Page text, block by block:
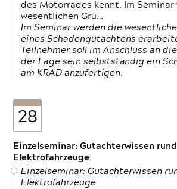
des Motorrades kennt. Im Seminar
wesentlichen Gru…
Im Seminar werden die
eines Schadengutachtens
Teilnehmer soll im Anschluss an
der Lage sein selbstständig ein
am KRAD anzufertigen.
28
Einzelseminar: Gutachterwissen
Elektrofahrzeuge
Einzelseminar: Gutachterwissen
Elektrofahrzeuge